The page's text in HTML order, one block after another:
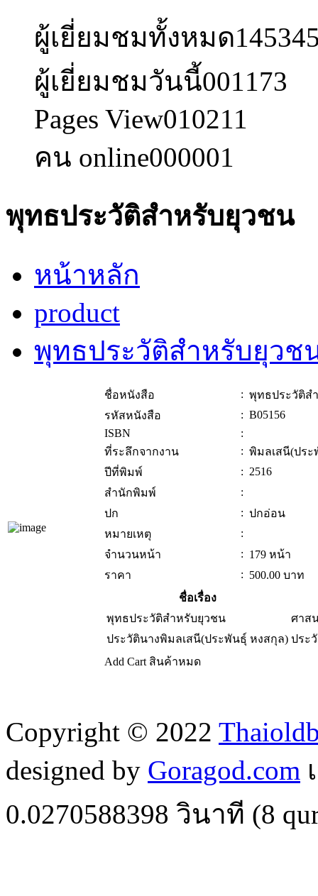
ผู้เยี่ยมชมทั้งหมด
ผู้เยี่ยมชมวันนี้001173
Pages View010211
คน online000001
พุทธประวัติสำหรับยุวชน
หน้าหลัก
product
พุทธประวัติสำหรับยุวช
ชื่อหนังสือ : พุทธประวัติส
รหัสหนังสือ
: B05156
ISBN
:
ที่ระลึกจากงาน
: พิมลเสนี(ประ
ปีที่พิมพ์
: 2516
สำนักพิมพ์
:
ปก
: ปกอ่อน
หมายเหตุ
:
จำนวนหน้า
: 179 หน้า
ราคา
: 500.00 บาท
ชื่อเรื่อง
พุทธประวัติสำหรับยุวชน
ศาส
ประวัตินางพิมลเสนี(ประพันธุ์ หงสกุล) ประ
Add Cart สินค้าหมด
Copyright © 2022
designed by Goragod.com
0.0270588398 วินาที (8